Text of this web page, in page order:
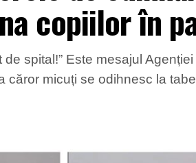
copiilor în
spital!” Este mesajul
căror micuți se odihnesc la